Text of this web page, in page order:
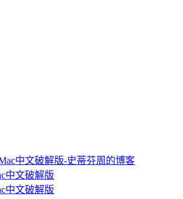
中文破解版
中文破解版